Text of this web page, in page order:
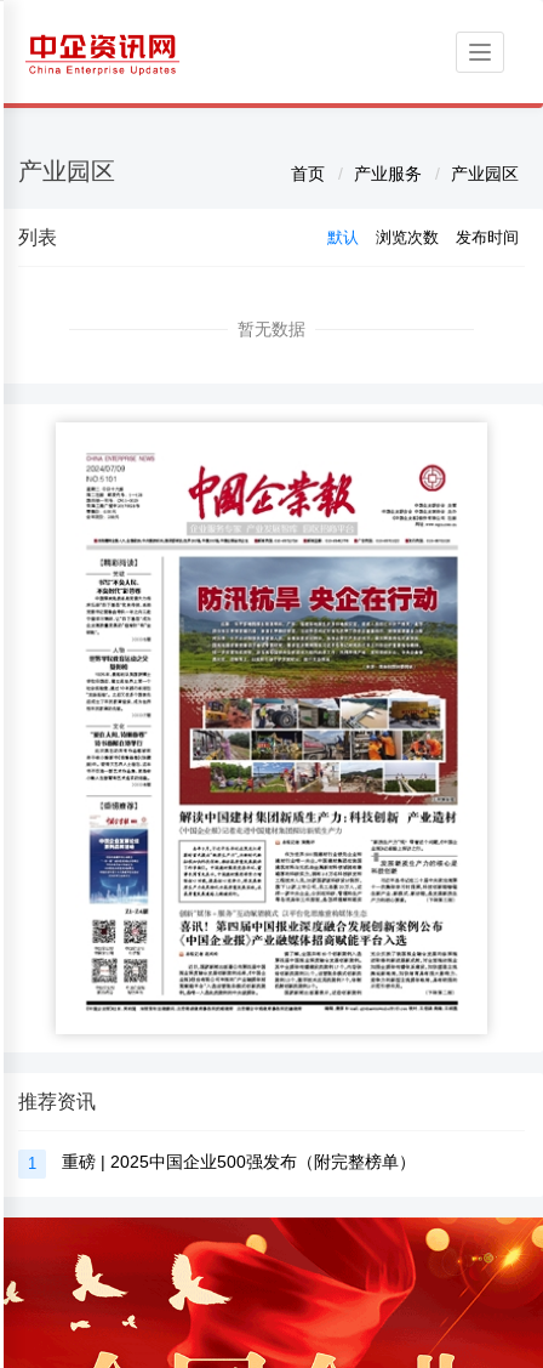
Toggle
产业园区 首页 产业服务 产业园区
列表 默认 浏览次数 发布时间
暂无数据
推荐资讯
1 重磅 | 2025中国企业500强发布（附完整榜单）